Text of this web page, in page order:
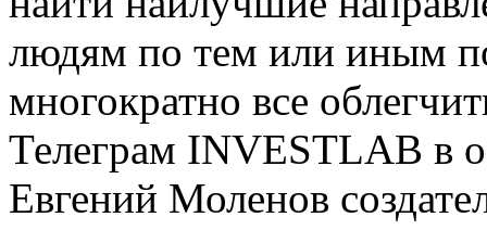
людям по тем или иным
многократно все
Телеграм INVESTLAB в
Евгений Моленов